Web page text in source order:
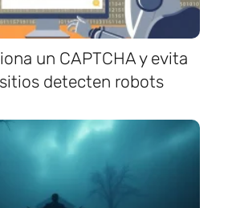
un CAPTCHA y evita
detecten robots